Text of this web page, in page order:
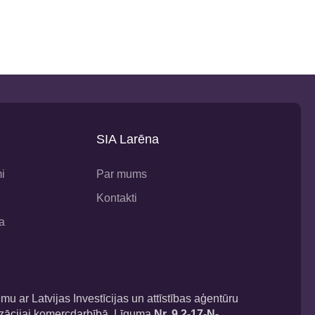
SIA Larēna
Par mums
Kontakti
ar Latvijas Investīcijas un attīstības aģentūru